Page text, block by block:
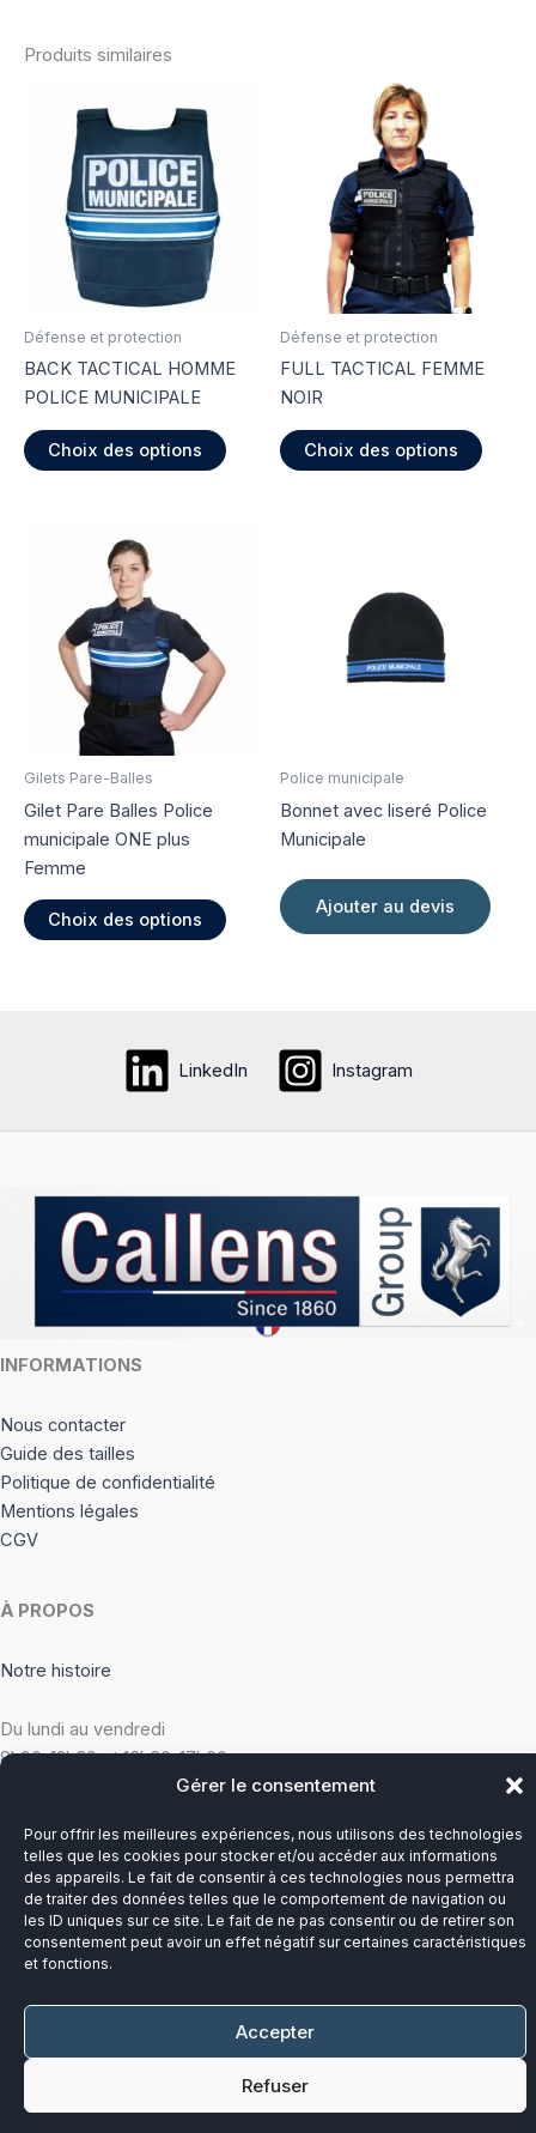
Gérer le consentement
Pour offrir les meilleures expériences, nous utilisons des technologies
telles que les cookies pour stocker et/ou accéder aux informations
des appareils. Le fait de consentir à ces technologies nous permettra
de traiter des données telles que le comportement de navigation ou
les ID uniques sur ce site. Le fait de ne pas consentir ou de retirer son
consentement peut avoir un effet négatif sur certaines caractéristiques
et fonctions.
Accepter
Refuser
Produits similaires
Défense et protection
BACK TACTICAL HOMME
POLICE MUNICIPALE
Choix des options
produit
être
produit
Défense et protection
FULL TACTICAL FEMME
NOIR
Choix des options
du
Gilets Pare-Balles
Gilet Pare Balles Police
municipale ONE plus
Femme
Choix des options
produit
options
être
sur
page
du
produit
Police municipale
Bonnet avec liseré Police
Municipale
Ajouter au devis
LinkedIn Instagram
INFORMATIONS
Nous contacter
Guide des tailles
Politique de confidentialité
Mentions légales
CGV
À PROPOS
Notre histoire
Du lundi au vendredi
8h00-12h30 et 13h30-17h00
Mail :contact@callens-group.com